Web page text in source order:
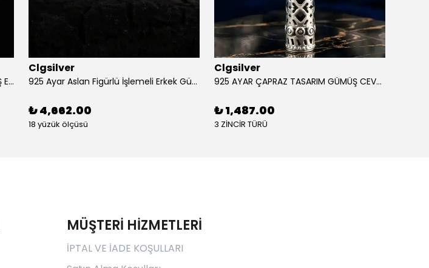
925 AYAR ARAPÇA "MİM" HARFLİ GÜMÜŞ ERKEK YÜZÜK
Clgsilver
925 Ayar Aslan Figürlü İşlemeli Erkek Gümüş Yüzük
₺ 4,662.00
18 yüzük ölçüsü
Clgsilver
925 AYAR ÇAPRAZ TASARIM GÜMÜŞ CEVŞEN
₺ 1,487.00
3 ZİNCİR TÜRÜ
MÜŞTERİ HİZMETLERİ
İPTAL VE İADE KOŞULLARI